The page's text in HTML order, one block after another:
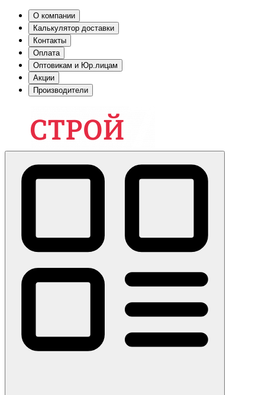
О компании
Калькулятор доставки
Контакты
Оплата
Оптовикам и Юр.лицам
Акции
Производители